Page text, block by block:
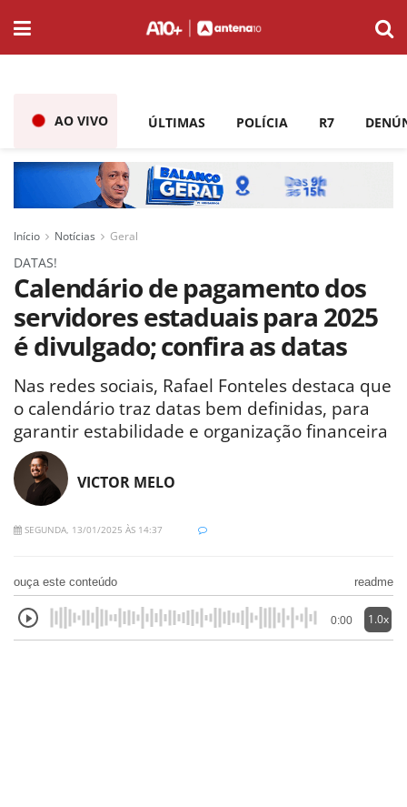
AO VIVO ÚLTIMAS POLÍCIA R7
Início Notícias Geral
DATAS!
Calendário de pagamento dos
servidores estaduais para 2025
é divulgado; confira as datas
Nas redes sociais, Rafael Fonteles destaca que
o calendário traz datas bem definidas, para
garantir estabilidade e organização financeira
VICTOR MELO
SEGUNDA, 13/01/2025 ÀS 14:37
ouça este conteúdo readme
0:00 1.0x